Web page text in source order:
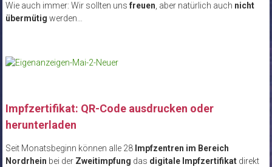
Wie auch immer: Wir sollten uns freuen, aber natürlich auch nicht
übermütig werden…
Impfzertifikat: QR-Code ausdrucken oder
herunterladen
Seit Monatsbeginn können alle 28 Impfzentren im Bereich
Nordrhein bei der Zweitimpfung das digitale Impfzertifikatdirekt